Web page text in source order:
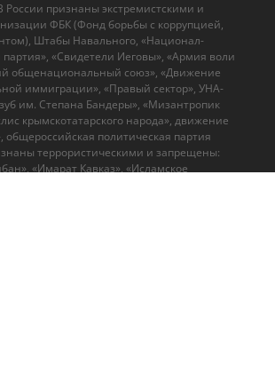
России признаны экстремистскими и
ФБК (Фонд борьбы с коррупцией,
Штабы Навального, «Национал-
«Свидетели Иеговы», «Армия воли
общенациональный союз», «Движение
иммиграции», «Правый сектор», УНА-
им. Степана Бандеры», «Мизантропик
крымскотатарского народа», движение
общероссийская политическая партия
террористическими и запрещены:
«Имарат Кавказ», «Исламское